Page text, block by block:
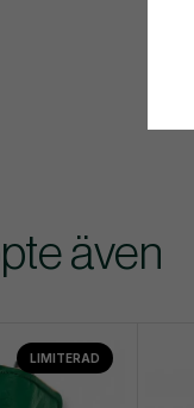
även
LIMITERAD